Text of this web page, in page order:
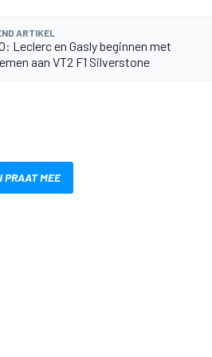
ARTIKEL
Leclerc en Gasly beginnen met
aan VT2 F1 Silverstone
MEE